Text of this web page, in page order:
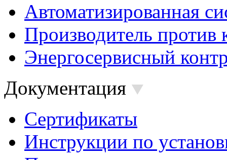
Автоматизированная
Производитель против
Энергосервисный
Документация
Сертификаты
Инструкции по